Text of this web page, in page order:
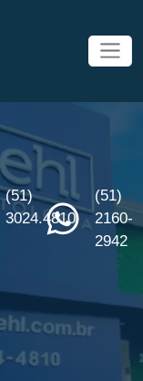
(51)
3024.4810
(51)
2160-
2942